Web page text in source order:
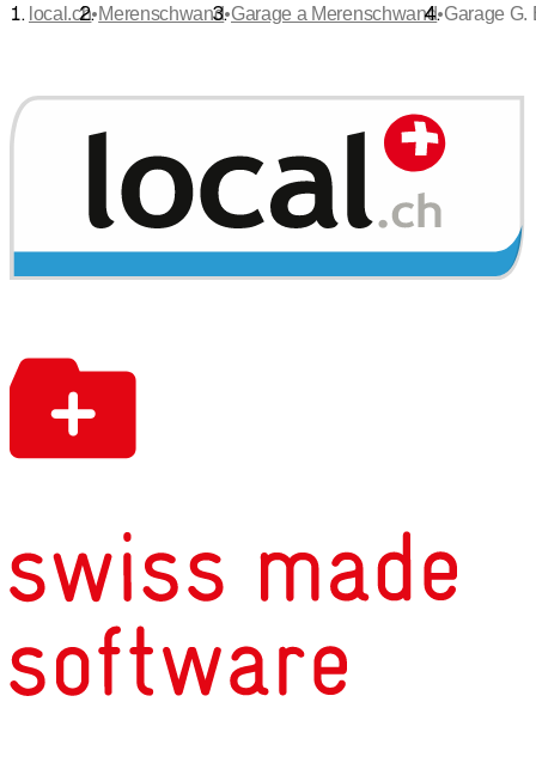
local.ch•Merenschwand•Garage a Merenschwand•Garage G.